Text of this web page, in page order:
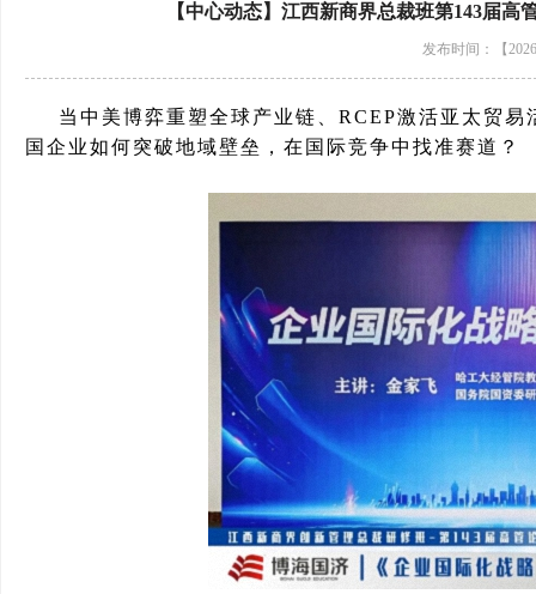
【中心动态】江西新商界总裁班第143届
发布时间：【
当中美博弈重塑全球产业链、 RCEP激活亚太贸易
国企业如何突破地域壁垒，在国际竞争中找准赛道？